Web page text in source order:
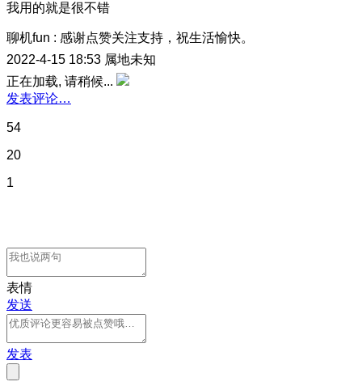
我用的就是很不错
聊机fun : 感谢点赞关注支持，祝生活愉快。
2022-4-15 18:53 属地未知
正在加载, 请稍候...
发表评论…
54
20
1
表情
发送
发表